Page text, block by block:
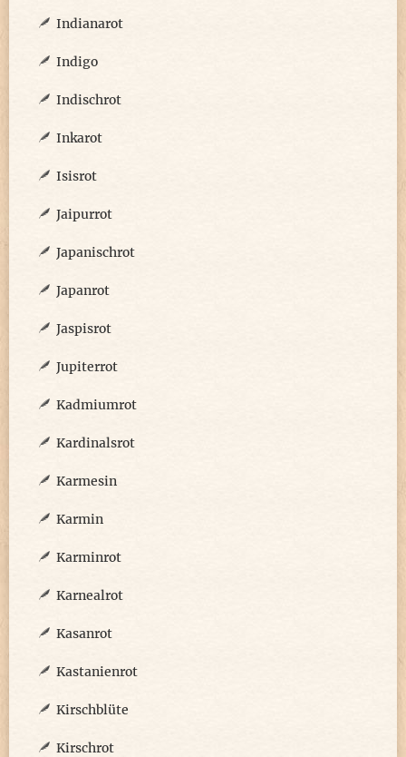
Indianarot
Indigo
Indischrot
Inkarot
Isisrot
Jaipurrot
Japanischrot
Japanrot
Jaspisrot
Jupiterrot
Kadmiumrot
Kardinalsrot
Karmesin
Karmin
Karminrot
Karnealrot
Kasanrot
Kastanienrot
Kirschblüte
Kirschrot